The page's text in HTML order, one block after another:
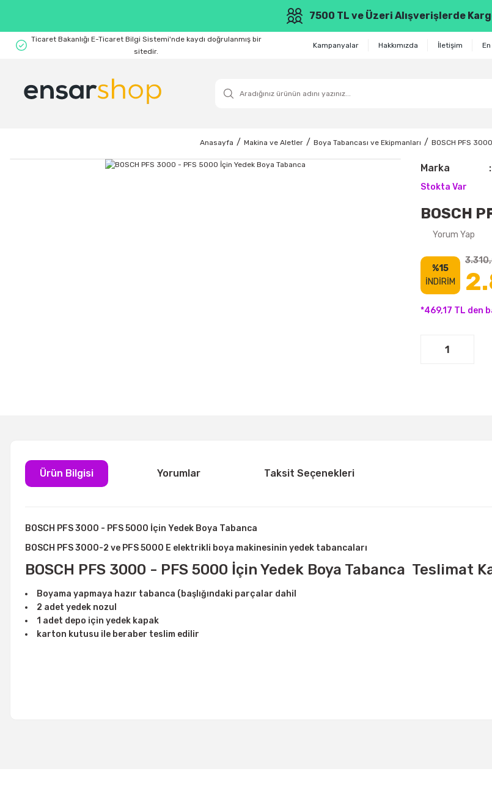
7500 TL ve Üzeri Alışverişlerde
Ticaret Bakanlığı E-Ticaret Bilgi Sistemi'nde kaydı doğrulanmış bir
sitedir.
Kampanyalar Hakkımızda İletişim
Anasayfa Makina ve Aletler Boya Tabancası ve Ekipmanları BOSCH PFS
Marka
Stokta Var
BOSCH
Yorum Yap
%15
İNDİRİM
*469,17 TL den
Ürün Bilgisi Yorumlar Taksit Seçenekleri
BOSCH PFS 3000 - PFS 5000 İçin Yedek Boya Tabanca
BOSCH PFS 3000-2 ve PFS 5000 E elektrikli boya makinesinin yedek tabancaları
BOSCH PFS 3000 - PFS 5000 İçin Yedek Boya Tabanca Teslimat
Boyama yapmaya hazır tabanca (başlığındaki parçalar dahil
2 adet yedek nozul
1 adet depo için yedek kapak
karton kutusu ile beraber teslim edilir